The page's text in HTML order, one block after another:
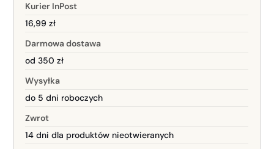
Kurier InPost
16,99 zł
Darmowa dostawa
od 350 zł
Wysyłka
do 5 dni roboczych
Zwrot
14 dni dla produktów nieotwieranych